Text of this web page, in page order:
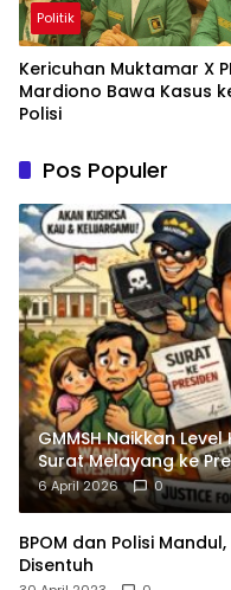
Politik
Kericuhan Muktamar X
Mardiono Bawa Kasus
Polisi
Pos Populer
GMMSH Naikkan
Surat Melayang ke
6 April 2026 0
BPOM dan Polisi
Disentuh